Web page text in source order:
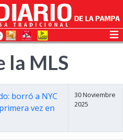
la MLS
borró a NYC
vez en
30 Noviembre
2025